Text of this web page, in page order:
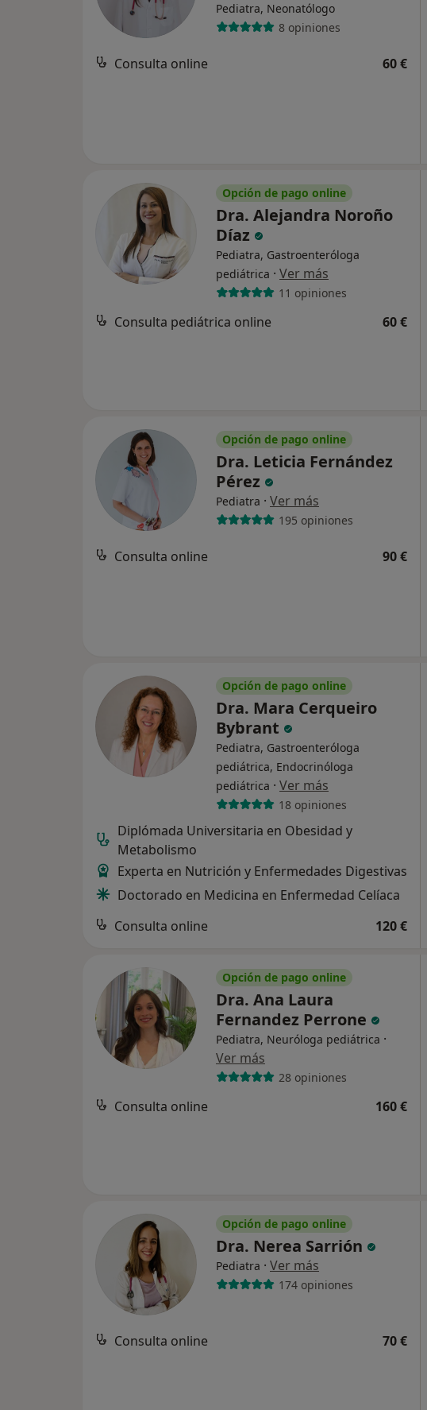
Pediatra, Neonatólogo
8 opiniones
Consulta online 60 €
Opción de pago online
Dra. Alejandra Noroño
Díaz
Pediatra, Gastroenteróloga
pediátrica · Ver más
11 opiniones
Consulta pediátrica online 60 €
Opción de pago online
Dra. Leticia Fernández
Pérez
Pediatra · Ver más
195 opiniones
Consulta online 90 €
Opción de pago online
Dra. Mara Cerqueiro
Bybrant
Pediatra, Gastroenteróloga
pediátrica, Endocrinóloga
pediátrica · Ver más
18 opiniones
Diplómada Universitaria en Obesidad y
Metabolismo
Experta en Nutrición y Enfermedades Digestivas
Doctorado en Medicina en Enfermedad Celíaca
Consulta online
120 €
Opción de pago online
Dra. Ana Laura
Fernandez Perrone
Pediatra, Neuróloga pediátrica ·
Ver más
28 opiniones
Consulta online 160 €
Opción de pago online
Dra. Nerea Sarrión
Pediatra · Ver más
174 opiniones
Consulta online 70 €